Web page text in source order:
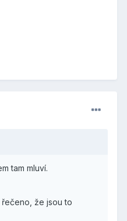
tam mluví.
že jsou to